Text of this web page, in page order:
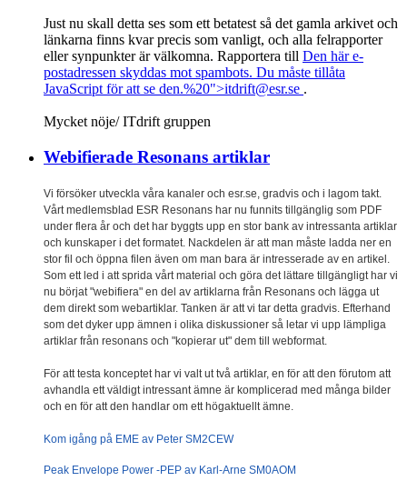
Just nu skall detta ses som ett betatest så det gamla arkivet och
länkarna finns kvar precis som vanligt, och alla felrapporter
eller synpunkter är välkomna. Rapportera till Den här e-
postadressen skyddas mot spambots. Du måste tillåta
JavaScript för att se den.%20">itdrift@esr.se .
Mycket nöje/ ITdrift gruppen
Webifierade Resonans artiklar
Vi försöker utveckla våra kanaler och esr.se, gradvis och i lagom takt.
Vårt medlemsblad ESR Resonans har nu funnits tillgänglig som PDF
under flera år och det har byggts upp en stor bank av intressanta artiklar
och kunskaper i det formatet. Nackdelen är att man måste ladda ner en
stor fil och öppna filen även om man bara är intresserade av en artikel.
Som ett led i att sprida vårt material och göra det lättare tillgängligt har vi
nu börjat "webifiera" en del av artiklarna från Resonans och lägga ut
dem direkt som webartiklar. Tanken är att vi tar detta gradvis. Efterhand
som det dyker upp ämnen i olika diskussioner så letar vi upp lämpliga
artiklar från resonans och "kopierar ut" dem till webformat.
För att testa konceptet har vi valt ut två artiklar, en för att den förutom att
avhandla ett väldigt intressant ämne är komplicerad med många bilder
och en för att den handlar om ett högaktuellt ämne.
Kom igång på EME av Peter SM2CEW
Peak Envelope Power -PEP av Karl-Arne SM0AOM